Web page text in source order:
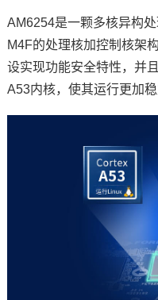
AM6254是一颗多核异构
M4F的处理核加控制核架
设实现功能安全特性，并
A53内核，使其运行更加稳